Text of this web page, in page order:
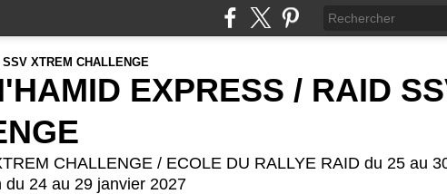
EXPRESS / RAID
CHALLENGE / ECOLE DU RALLYE RAID du 25 au
24 au 29 janvier 2027